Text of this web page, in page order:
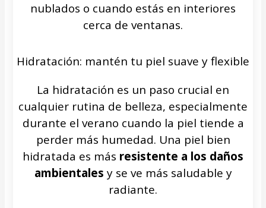
nublados o cuando estás en interiores
cerca de ventanas.
Hidratación: mantén tu piel suave y flexible
La hidratación es un paso crucial en
cualquier rutina de belleza, especialmente
durante el verano cuando la piel tiende a
perder más humedad. Una piel bien
hidratada es más resistente a los daños
ambientales y se ve más saludable y
radiante.